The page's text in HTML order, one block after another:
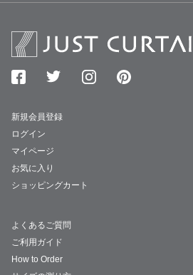
新規会員登録
ログイン
マイページ
お気に入り
ショッピングカート
よくあるご質問
ご利用ガイド
How to Order